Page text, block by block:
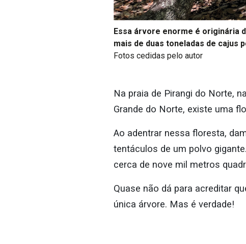
Essa árvore enorme é originária
mais de duas toneladas de cajus
Fotos cedidas pelo autor
Na praia de Pirangi do Norte,
Grande do Norte, existe uma
Ao adentrar nessa floresta,
tentáculos de um polvo
cerca de nove mil metros
Quase não dá para acreditar
única árvore. Mas é verdade!